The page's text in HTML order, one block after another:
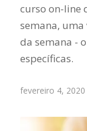
curso on-line
semana, uma
da semana -
específicas.
fevereiro 4, 2020